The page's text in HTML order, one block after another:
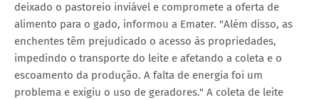
deixado o pastoreio inviável e compromete a oferta de
alimento para o gado, informou a Emater. "Além disso, as
enchentes têm prejudicado o acesso às propriedades,
impedindo o transporte do leite e afetando a coleta e o
escoamento da produção. A falta de energia foi um
problema e exigiu o uso de geradores." A coleta de leite